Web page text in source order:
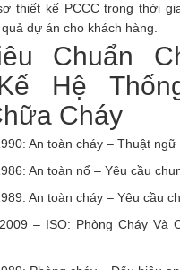
thiết kế PCCC trong thời
dự án cho khách hàng.
Chuẩn
Hệ
Cháy
: An toàn cháy – Thuật
: An toàn nổ – Yêu cầu
: An toàn cháy – Yêu cầu
– ISO: Phòng Cháy Và